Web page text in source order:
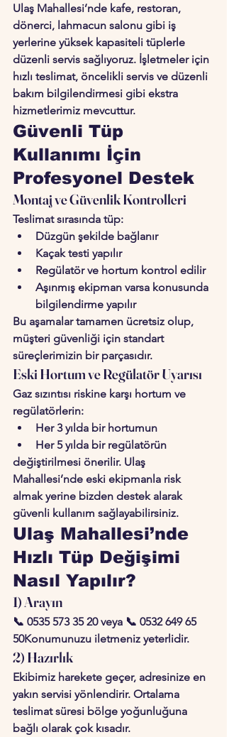
Ulaş Mahallesi’nde kafe, restoran,
dönerci, lahmacun salonu gibi iş
yerlerine yüksek kapasiteli tüplerle
düzenli servis sağlıyoruz. İşletmeler için
hızlı teslimat, öncelikli servis ve düzenli
bakım bilgilendirmesi gibi ekstra
hizmetlerimiz mevcuttur.
Güvenli Tüp
Kullanımı İçin
Profesyonel Destek
Montaj ve Güvenlik Kontrolleri
Teslimat sırasında tüp:
Düzgün şekilde bağlanır
Kaçak testi yapılır
Regülatör ve hortum kontrol edilir
Aşınmış ekipman varsa konusunda
bilgilendirme yapılır
Bu aşamalar tamamen ücretsiz olup,
müşteri güvenliği için standart
süreçlerimizin bir parçasıdır.
Eski Hortum ve Regülatör Uyarısı
Gaz sızıntısı riskine karşı hortum ve
regülatörlerin:
Her 3 yılda bir hortumun
Her 5 yılda bir regülatörün
değiştirilmesi önerilir. Ulaş
Mahallesi’nde eski ekipmanla risk
almak yerine bizden destek alarak
güvenli kullanım sağlayabilirsiniz.
Ulaş Mahallesi’nde
Hızlı Tüp Değişimi
Nasıl Yapılır?
1) Arayın
📞 0535 573 35 20 veya 📞 0532 649 65
50Konumunuzu iletmeniz yeterlidir.
2) Hazırlık
Ekibimiz harekete geçer, adresinize en
yakın servisi yönlendirir. Ortalama
teslimat süresi bölge yoğunluğuna
bağlı olarak çok kısadır.